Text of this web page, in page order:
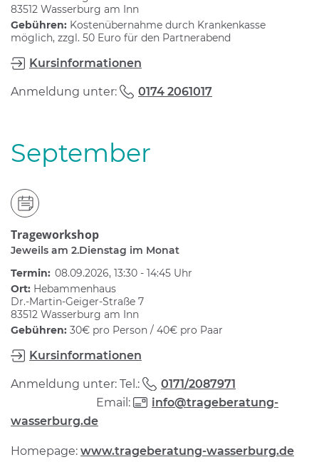
83512 Wasserburg am Inn
Gebühren: Kostenübernahme durch Krankenkasse
möglich, zzgl. 50 Euro für den Partnerabend
Kursinformationen
Anmeldung unter: 0174 2061017
September
Trageworkshop
Jeweils am 2.Dienstag im Monat
Termin: 08.09.2026, 13:30 - 14:45 Uhr
Ort: Hebammenhaus
Dr.-Martin-Geiger-Straße 7
83512 Wasserburg am Inn
Gebühren: 30€ pro Person / 40€ pro Paar
Kursinformationen
Anmeldung unter: Tel.:
0171/2087971
Email:
info@trageberatung-
wasserburg.de
Homepage: www.trageberatung-wasserburg.de